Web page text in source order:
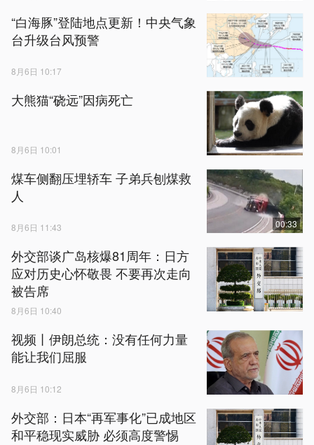
“白海豚”登陆地点更新！中央气象
台升级台风预警
8月6日 10:17
大熊猫“硗远”因病死亡
8月6日 10:01
煤车侧翻压埋轿车 子弟兵刨煤救
人
8月6日 11:43 00:33
外交部谈广岛核爆81周年：日方
应对历史心怀敬畏 不要再次走向
被告席
8月6日 10:40
视频丨伊朗总统：没有任何力量
能让我们屈服
8月6日 10:12
外交部：日本“再军事化”已成地区
和平稳现实威胁 必须高度警惕